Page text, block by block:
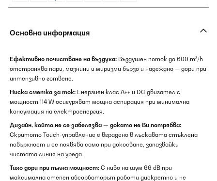
Основна информация
Ефективно почистване на въздуха: Въздушен поток до 600 m³/h
отстранява пари, мазнини и миризми бързо и надеждно — дори при
интензивно готвене.
Ниска сметка за ток: Енергиен клас A++ и DC двигател с
мощност 114 W осигуряват мощна аспирация при минимална
консумация на електроенергия.
Дизайн, който не се забелязва — докато не Ви потрябва:
Скритото Touch-управление е вградено в лъскавата стъклена
повърхност и се появява само при докосване, запазвайки
чистата линия на уреда.
Тихо дори при пълна мощност: С ниво на шум 66 dB при
максимална степен абсорбаторът работи дискретно и не